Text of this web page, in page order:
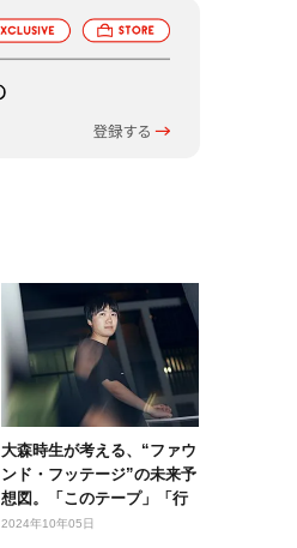
大森時生が考える、“ファウ
ンド・フッテージ”の未来予
想図。「このテープ」「行
方不...
2024年10年05日